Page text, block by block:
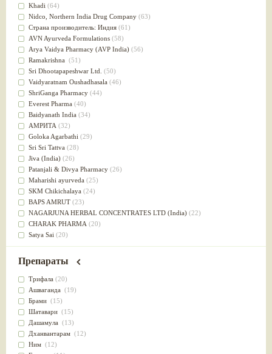
Для здоровья печени
Для тела(39)
для очищения крови(38)
При диабете(38)
Антиоксидант(37)
Для Капха(Кафа) доши
От паразитов(37)
При расстройстве желудка (36)
Успокоительное(36)
Для глаз(34)
от геморроя(34)
Противовоспалительное
Для Питта доши(32)
Для сердца(32)
Для сосудов головного мозга
Для полости рта(32)
Дефицит железа(31)
Для лица(31)
Употребление в пищу
Ароматерапия(29)
Жаропонижающее(29)
для памяти(28)
для почек(28)
Слабительное (28)
Афродизиак(27)
Напитки(27)
Для йоги (27)
Для потенции(26)
Для душа(25)
для концентрации внимания
при нарушении эрекции
Khadi (64)
Nidсo, Northern India Drug Company (63)
Страна производитель: Индия (61)
AVN Ayurveda Formulations (58)
Arya Vaidya Pharmacy (AVP India) (56)
Ramakrishna (51)
Sri Dhootapapeshwar Ltd. (50)
Vaidyaratnam Oushadhasala (46)
ShriGanga Pharmacy (44)
Everest Pharma (40)
Baidyanath India (34)
АМРИТА (32)
Goloka Agarbathi (29)
Sri Sri Tattva (28)
Jiva (India) (26)
Patanjali & Divya Pharmacy (26)
Maharishi ayurveda (25)
SKM Chikichalaya (24)
BAPS AMRUT (23)
NAGARJUNA HERBAL CONCENTRATES LTD (India) (22)
CHARAK PHARMA (20)
Satya Sai (20)
Vyas(20)
Kerala Ayurveda
(19)
Organic India pvt ltd
Lalita(16)
Ashtang Herbals
Alarsin(14)
Vasu Health care
Baraka(13)
Dabur India Ltd
Препараты
Трифала (20)
Ашваганда (19)
Брами (15)
Шатавари (15)
Дашамула (13)
Дханвантарам (12)
Ним (12)